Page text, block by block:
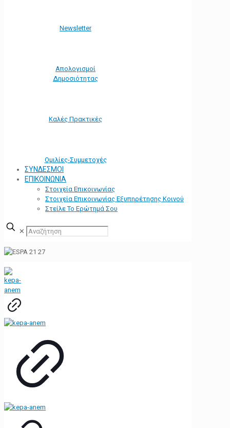
Νewsletter
Απολογισμοί
Δημοσιότητας
Καλές Πρακτικές
Ομιλίες-Συμμετοχές
ΣΥΝΔΕΣΜΟΙ
ΕΠΙΚΟΙΝΩΝΙΑ
Στοιχεία Επικοινωνίας
Στοιχεία Επικοινωνίας Εξυπηρέτησης Κοινού
Στείλε Το Ερώτημά Σου
✕